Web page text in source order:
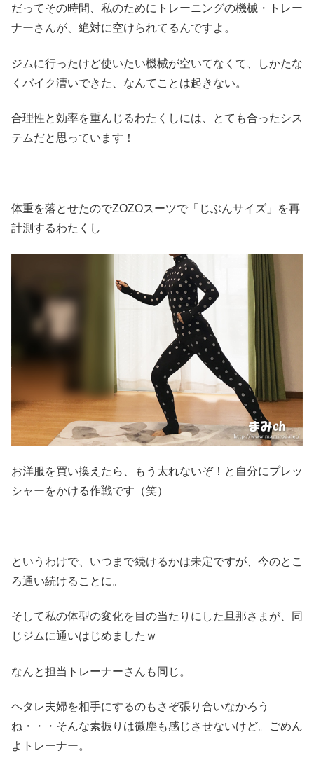
だってその時間、私のためにトレーニングの機械・トレー
ナーさんが、絶対に空けられてるんですよ。
ジムに行ったけど使いたい機械が空いてなくて、しかたな
くバイク漕いできた、なんてことは起きない。
合理性と効率を重んじるわたくしには、とても合ったシス
テムだと思っています！
体重を落とせたのでZOZOスーツで「じぶんサイズ」を再
計測するわたくし
お洋服を買い換えたら、もう太れないぞ！と自分にプレッ
シャーをかける作戦です（笑）
というわけで、いつまで続けるかは未定ですが、今のとこ
ろ通い続けることに。
そして私の体型の変化を目の当たりにした旦那さまが、同
じジムに通いはじめましたｗ
なんと担当トレーナーさんも同じ。
ヘタレ夫婦を相手にするのもさぞ張り合いなかろう
ね・・・そんな素振りは微塵も感じさせないけど。ごめん
よトレーナー。